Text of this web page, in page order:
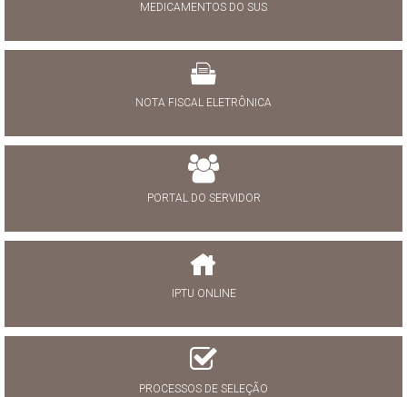
MEDICAMENTOS DO SUS
NOTA FISCAL ELETRÔNICA
PORTAL DO SERVIDOR
IPTU ONLINE
PROCESSOS DE SELEÇÃO